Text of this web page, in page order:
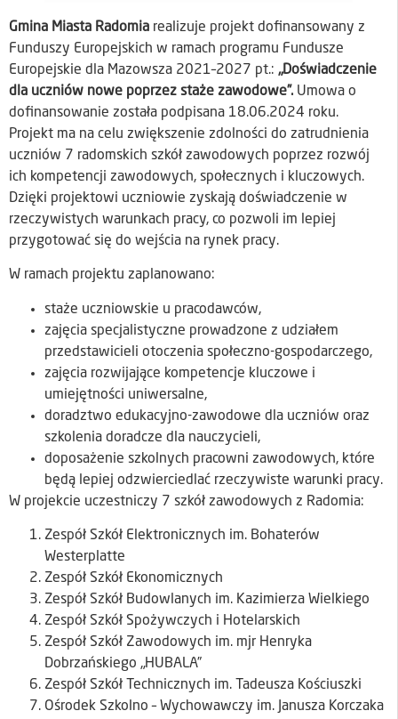
Gmina Miasta Radomia realizuje projekt dofinansowany z
Funduszy Europejskich w ramach programu Fundusze
Europejskie dla Mazowsza 2021–2027 pt.: „Doświadczenie
dla uczniów nowe poprzez staże zawodowe”. Umowa o
dofinansowanie została podpisana 18.06.2024 roku.
Projekt ma na celu zwiększenie zdolności do zatrudnienia
uczniów 7 radomskich szkół zawodowych poprzez rozwój
ich kompetencji zawodowych, społecznych i kluczowych.
Dzięki projektowi uczniowie zyskają doświadczenie w
rzeczywistych warunkach pracy, co pozwoli im lepiej
przygotować się do wejścia na rynek pracy.
W ramach projektu zaplanowano:
staże uczniowskie u pracodawców,
zajęcia specjalistyczne prowadzone z udziałem
przedstawicieli otoczenia społeczno-gospodarczego,
zajęcia rozwijające kompetencje kluczowe i
umiejętności uniwersalne,
doradztwo edukacyjno-zawodowe dla uczniów oraz
szkolenia doradcze dla nauczycieli,
doposażenie szkolnych pracowni zawodowych, które
będą lepiej odzwierciedlać rzeczywiste warunki pracy.
W projekcie uczestniczy 7 szkół zawodowych z Radomia:
Zespół Szkół Elektronicznych im. Bohaterów
Westerplatte
Zespół Szkół Ekonomicznych
Zespół Szkół Budowlanych im. Kazimierza Wielkiego
Zespół Szkół Spożywczych i Hotelarskich
Zespół Szkół Zawodowych im. mjr Henryka
Dobrzańskiego „HUBALA”
Zespół Szkół Technicznych im. Tadeusza Kościuszki
Ośrodek Szkolno – Wychowawczy im. Janusza Korczaka